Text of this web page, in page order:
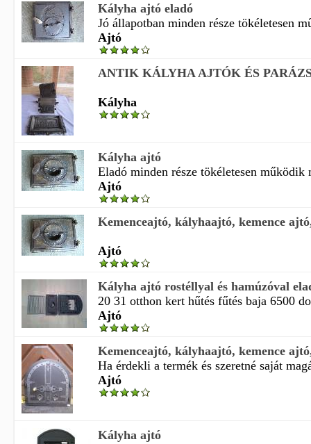
Kályha ajtó eladó
Jó állapotban minden része tökéletesen
Ajtó
ANTIK KÁLYHA AJTÓK ÉS
Kályha
Kályha ajtó
Eladó minden része tökéletesen működik
Ajtó
Kemenceajtó, kályhaajtó, kemence
Ajtó
Kályha ajtó rostéllyal és hamúzóval
20 31 otthon kert hűtés fűtés baja 6500
Ajtó
Kemenceajtó, kályhaajtó, kemence
Ha érdekli a termék és szeretné saját
Ajtó
Kályha ajtó